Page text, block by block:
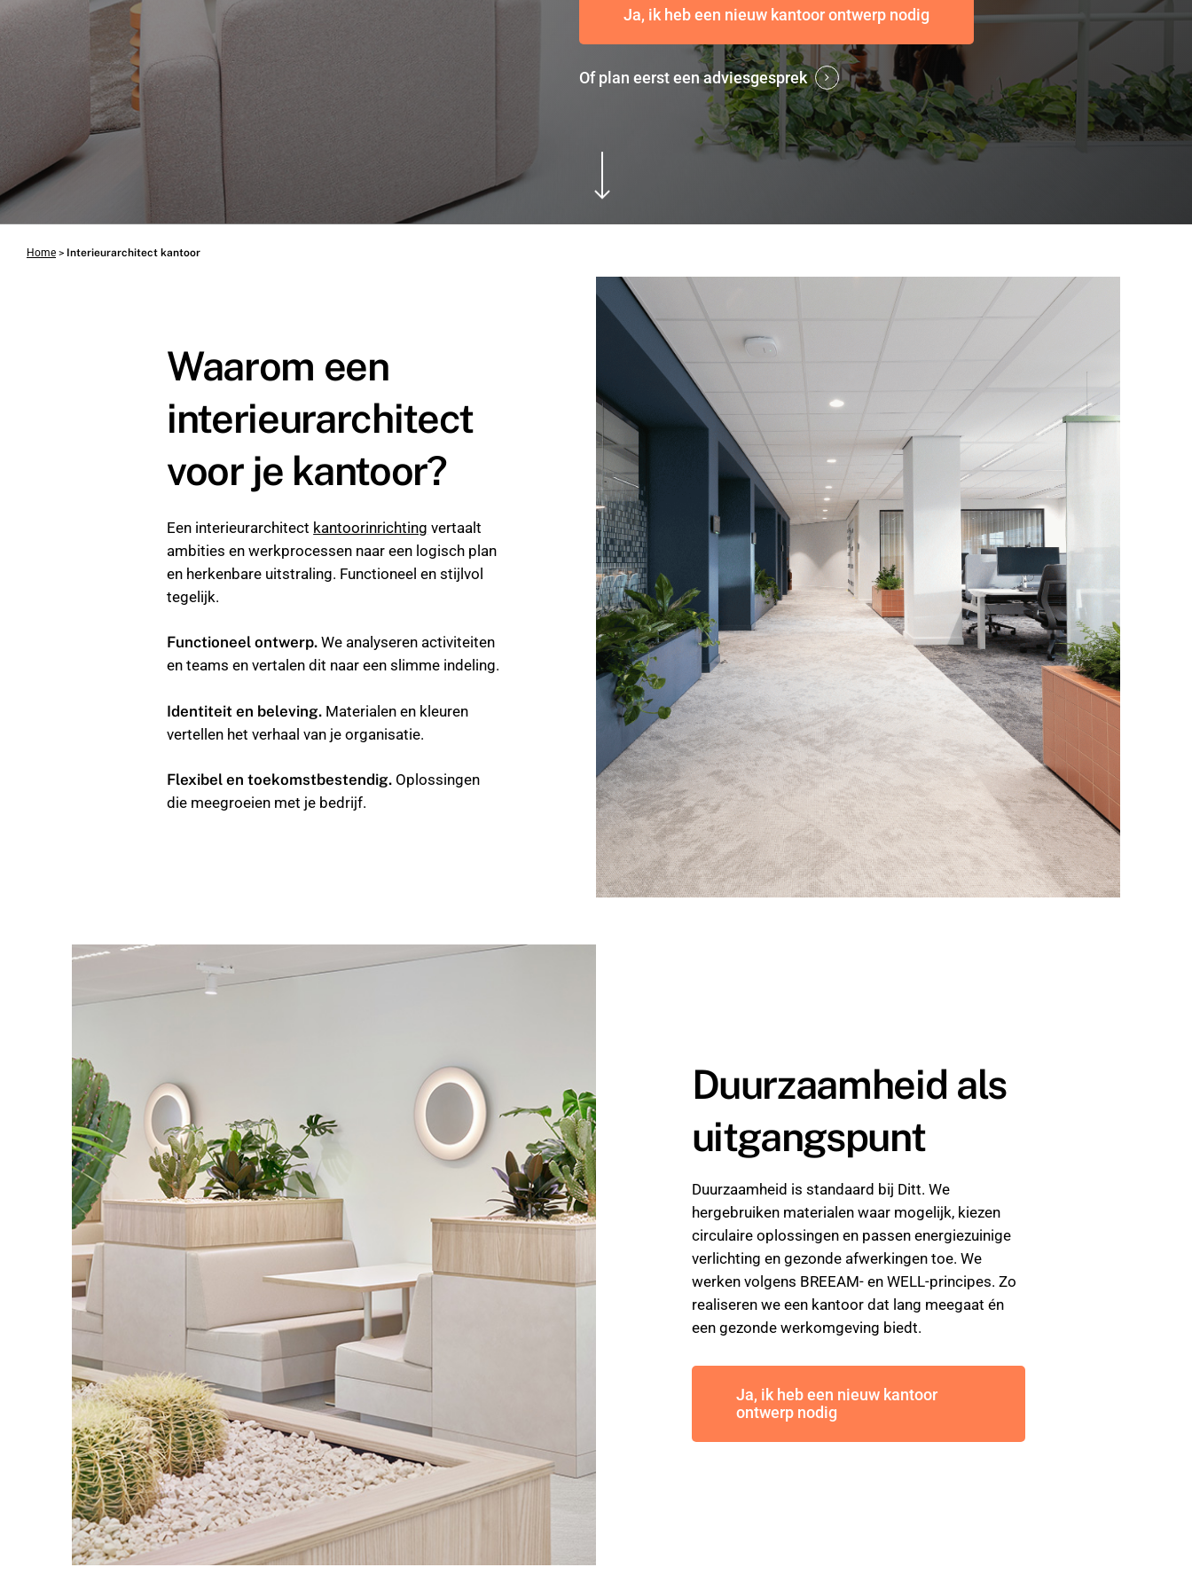
Ja, ik heb een nieuw kantoor ontwerp nodig
Of plan eerst een adviesgesprek
Home > Interieurarchitect kantoor
Waarom een
interieurarchitect
voor je kantoor?
Een interieurarchitect kantoorinrichting vertaalt
ambities en werkprocessen naar een logisch plan
en herkenbare uitstraling. Functioneel en stijlvol
tegelijk.
Functioneel ontwerp. We analyseren activiteiten
en teams en vertalen dit naar een slimme indeling.
Identiteit en beleving. Materialen en kleuren
vertellen het verhaal van je organisatie.
Flexibel en toekomstbestendig. Oplossingen
die meegroeien met je bedrijf.
Duurzaamheid als
uitgangspunt
Duurzaamheid is standaard bij Ditt. We
hergebruiken materialen waar mogelijk, kiezen
circulaire oplossingen en passen energiezuinige
verlichting en gezonde afwerkingen toe. We
werken volgens BREEAM- en WELL-principes. Zo
realiseren we een kantoor dat lang meegaat én
een gezonde werkomgeving biedt.
Ja, ik heb een nieuw kantoor
ontwerp nodig